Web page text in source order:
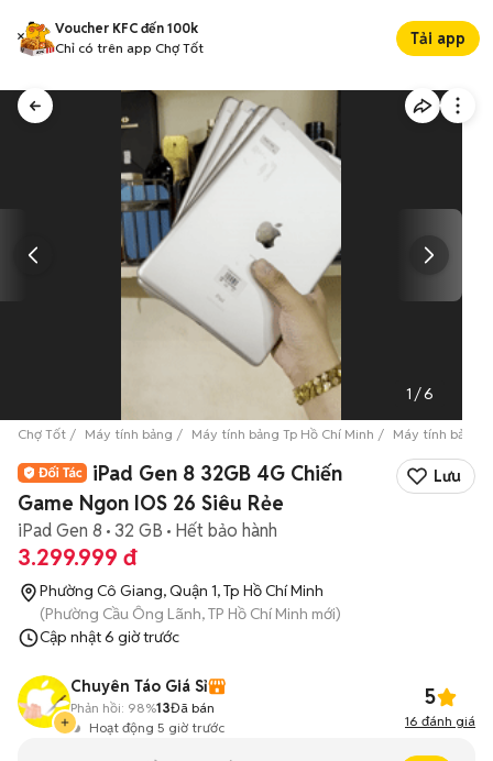
Voucher KFC đến 100k
Chỉ có trên app Chợ Tốt
Tải app
1 /6
Chợ Tốt Máy tính bảng Máy tính bảng Tp Hồ Chí Minh Máy tính bảng
iPad Gen 8 32GB 4G Chiến
Game Ngon IOS 26 Siêu Rẻe
Lưu
iPad Gen 8 32 GB Hết bảo hành
3.299.999 đ
Phường Cô Giang, Quận 1, Tp Hồ Chí Minh
(Phường Cầu Ông Lãnh, TP Hồ Chí Minh mới)
Cập nhật6 giờ trước
Chuyên Táo Giá Sỉ
Hoạt động 5 giờ trước
Phản hồi: 98%13Đã bán 5
16 đánh giá